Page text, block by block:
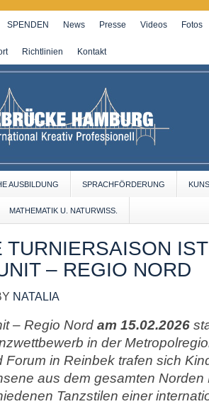
SPENDEN News Presse Videos Fotos
Richtlinien Kontakt
AUSBILDUNG SPRACHFÖRDERUNG
MATHEMATIK U. NATURWISS.
TURNIERSAISON
– REGIO NORD
NATALIA
– Regio Nord am 15.02.2026
in der
Forum in Reinbek trafen sich
aus dem gesamten
Tanzstilen einer